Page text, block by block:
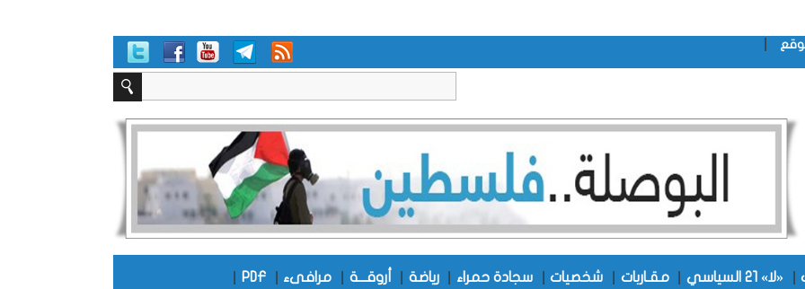
«لا» 21 السياسي مقـاربات شخصيات سجادة حمراء رياضة أروقـــة مرافىء PDF